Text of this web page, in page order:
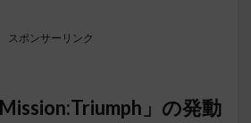
スポンサーリンク
」の発動